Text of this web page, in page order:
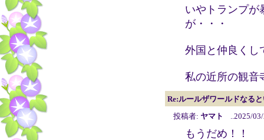
いやトランプが
が・・・
外国と仲良くし
私の近所の観音
Re:ルールザワールドなる
投稿者: ヤマト ..2025/03/
もうだめ！！